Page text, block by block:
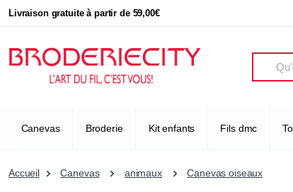
Livraison gratuite à partir de 59,00€
Canevas Broderie Kit enfants Fils dmc
Accueil Canevas animaux Canevas oiseaux